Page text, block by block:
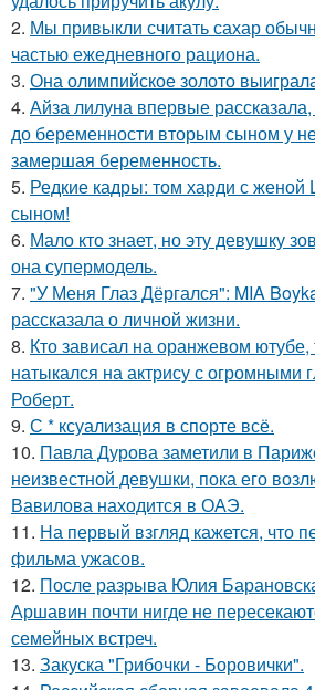
2. Мы привыкли считать сахар
частью ежедневного рациона.
3. Она олимпийское золото
4. Айза лилуна впервые
до беременности вторым сыном у
замершая беременность.
5. Редкие кадры: том харди с женой
сыном!
6. Мало кто знает, но эту девушку
она супермодель.
7. "У Меня Глаз Дёргался": MIA
рассказала о личной жизни.
8. Кто зависал на оранжевом ютубе,
натыкался на актрису с огромными
Роберт.
9. С * ксуализация в спорте всё.
10. Павла Дурова заметили в
неизвестной девушки, пока его
Вавилова находится в ОАЭ.
11. На первый взгляд кажется, что
фильма ужасов.
12. После разрыва Юлия
Аршавин почти нигде не
семейных встреч.
13. Закуска "Грибочки - Боровички".